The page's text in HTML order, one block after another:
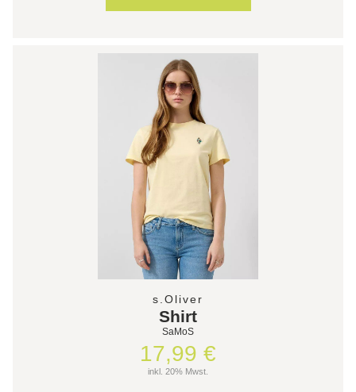
s.Oliver
Shirt
SaMoS
17,99 €
inkl. 20% Mwst.